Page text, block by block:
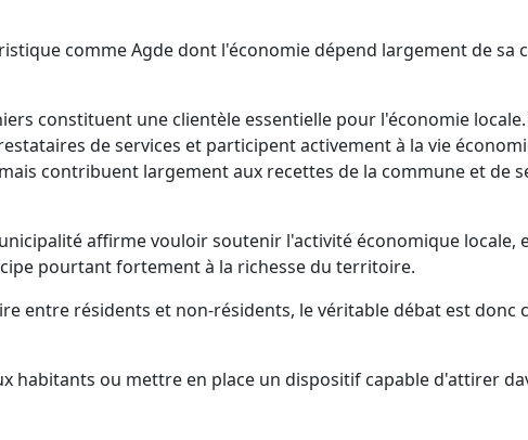
comme Agde dont l'économie dépend largement de sa
constituent une clientèle essentielle pour l'économie
de services et participent activement à la vie
contribuent largement aux recettes de la commune et de
affirme vouloir soutenir l'activité économique locale,
pourtant fortement à la richesse du territoire.
entre résidents et non-résidents, le véritable débat est donc
habitants ou mettre en place un dispositif capable d'attirer